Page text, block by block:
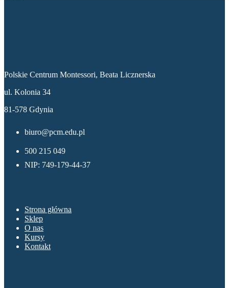
Polskie Centrum Montessori, Beata Licznerska
ul. Kolonia 34
81-578 Gdynia
biuro@pcm.edu.pl
500 215 049
NIP: 749-179-44-37
Strona główna
Sklep
O nas
Kursy
Kontakt